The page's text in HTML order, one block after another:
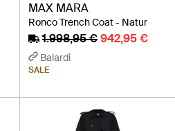
MAX MARA
Ronco Trench Coat - Natur
1.998,95 €942,95 €
Balardi
SALE